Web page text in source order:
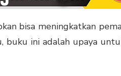
bisa meningkatkan
buku ini adalah upaya